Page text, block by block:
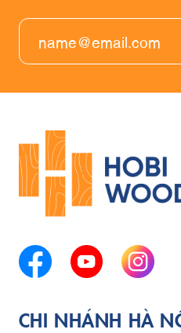
CHI NHÁNH HÀ